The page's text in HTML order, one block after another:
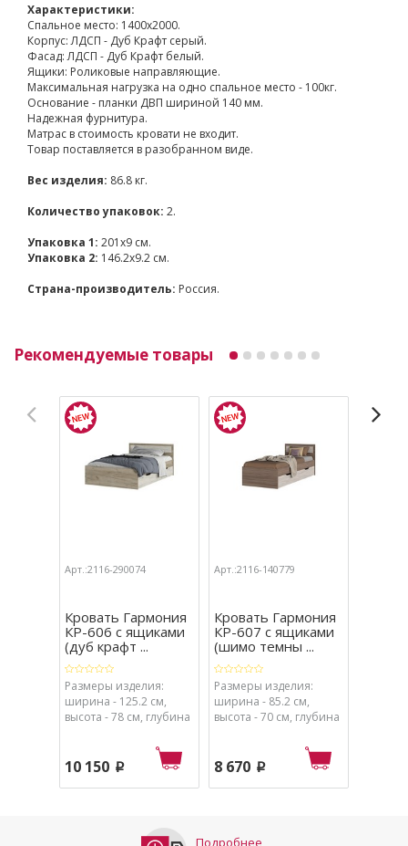
Характеристики:
Спальное место: 1400х2000.
Корпус: ЛДСП - Дуб Крафт серый.
Фасад: ЛДСП - Дуб Крафт белый.
Ящики: Роликовые направляющие.
Максимальная нагрузка на одно спальное место - 100кг.
Основание - планки ДВП шириной 140 мм.
Надежная фурнитура.
Матрас в стоимость кровати не входит.
Товар поставляется в разобранном виде.
Вес изделия: 86.8 кг.
Количество упаковок: 2.
Упаковка 1: 201x9 см.
Упаковка 2: 146.2x9.2 см.
Страна-производитель: Россия.
Рекомендуемые товары
Арт.:2116-290074
Кровать Гармония
КР-606 с ящиками
(дуб крафт ...
Размеры изделия:
ширина - 125.2 см,
высота - 78 см, глубина
10 150 p
Арт.:2116-140779
Кровать Гармония
КР-607 с ящиками
(шимо темны ...
Размеры изделия:
ширина - 85.2 см,
высота - 70 см, глубина
8 670 p
Подробнее